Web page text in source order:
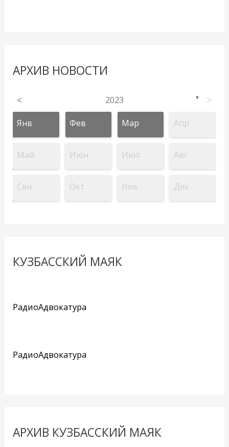
АРХИВ НОВОСТИ
< 2023 ▼ >
Янв Фев Мар Апр
Май Июн Июл Авг
Сен Окт Ноя Дек
КУЗБАССКИЙ МАЯК
РадиоАдвокатура
РадиоАдвокатура
АРХИВ КУЗБАССКИЙ МАЯК